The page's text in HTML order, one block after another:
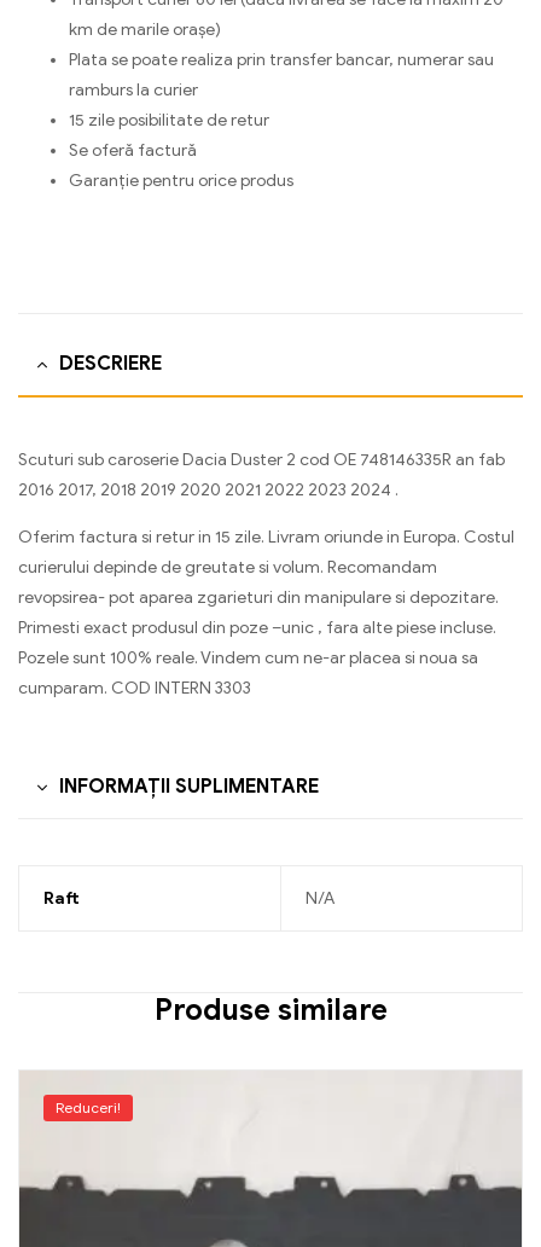
km de marile orașe)
Plata se poate realiza prin transfer bancar, numerar sau
ramburs la curier
15 zile posibilitate de retur
Se oferă factură
Garanție pentru orice produs
DESCRIERE
Scuturi sub caroserie Dacia Duster 2 cod OE 748146335R an fab
2016 2017, 2018 2019 2020 2021 2022 2023 2024 .
Oferim factura si retur in 15 zile. Livram oriunde in Europa. Costul
curierului depinde de greutate si volum. Recomandam
revopsirea- pot aparea zgarieturi din manipulare si depozitare.
Primesti exact produsul din poze –unic , fara alte piese incluse.
Pozele sunt 100% reale. Vindem cum ne-ar placea si noua sa
cumparam. COD INTERN 3303
INFORMAȚII SUPLIMENTARE
Raft N/A
Produse similare
Reduceri!